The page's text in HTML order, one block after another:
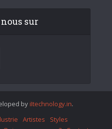
sur
by iItechnology.in.
Artistes
Styles